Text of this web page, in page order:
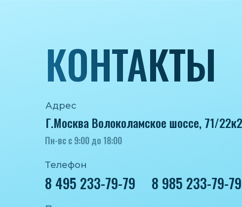
Адрес
Г.Москва Волоколамское шоссе, 71/22к2
Пн-вс с 9:00 до 18:00
Телефон
8 495 233-79-79 8 985 233-79-79
КОНТАКТЫ